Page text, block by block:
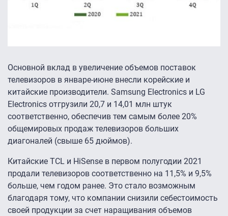
Основной вклад в увеличение объемов поставок
телевизоров в январе-июне внесли корейские и
китайские производители. Samsung Electronics и LG
Electronics отгрузили 20,7 и 14,01 млн штук
соответственно, обеспечив тем самым более 20%
общемировых продаж телевизоров больших
диагоналей (свыше 65 дюймов).
Китайские TCL и HiSense в первом полугодии 2021
продали телевизоров соответственно на 11,5% и 9,5%
больше, чем годом ранее. Это стало возможным
благодаря тому, что компании снизили себестоимость
своей продукции за счет наращивания объемов